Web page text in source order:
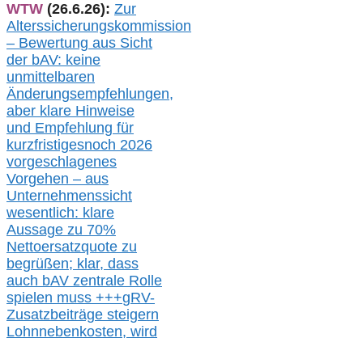
WTW (26.6.26): Zur
Alterssicherungskommission
– Bewertung aus Sicht
der bAV: keine
unmittelbaren
Änderungsempfehlungen,
aber klare Hinweise
und Empfehlung für
kurzfristigesnoch 2026
vorgeschlagenes
Vorgehen – aus
Unternehmenssicht
wesentlich: klare
Aussage zu 70%
Nettoersatzquote zu
begrüßen; klar, dass
auch bAV zentrale Rolle
spielen muss +++gRV-
Zusatzbeiträge steigern
Lohnnebenkosten, wird